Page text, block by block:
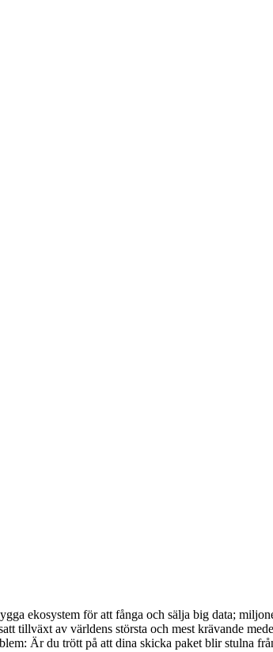
ekosystem för att fånga och sälja big data;
tillväxt av världens största och mest krävande
Är du trött på att dina skicka paket blir stulna